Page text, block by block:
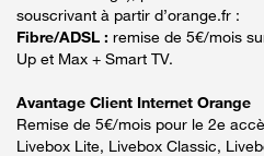
souscrivant à partir d’orange.fr :
Fibre/ADSL : remise de 5€/mois
Up et Max + Smart TV.
Avantage Client Internet Orange
Remise de 5€/mois pour le 2e
Livebox Lite, Livebox Classic,